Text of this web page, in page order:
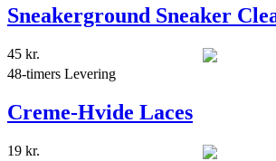
Sneakerground Sneaker
45 kr.
48-timers Levering
Creme-Hvide Laces
19 kr.